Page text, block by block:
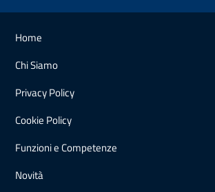
Home
Chi Siamo
Privacy Policy
Cookie Policy
Funzioni e Competenze
Novità